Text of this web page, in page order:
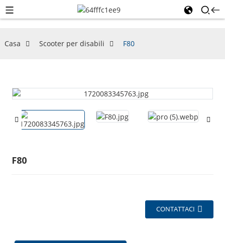
Casa Scooter per disabili F80
F80
CONTATTACI